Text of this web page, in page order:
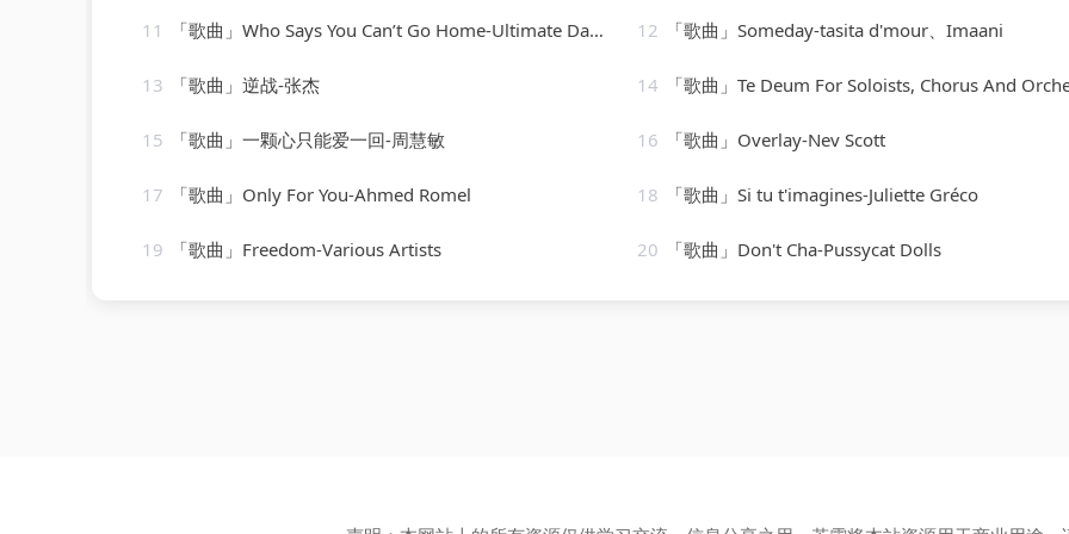
11 「歌曲」Who Says You Can’t Go Home-Ultimate Dance Hits_20260807_130855 12 「歌曲」Someday-tasita d'mour、Imaani
13 「歌曲」逆战-张杰 14 「歌曲」Te Deum For Soloists, Chorus And Orchestra, H. 146 - Prélude.
15 「歌曲」一颗心只能爱一回-周慧敏 16 「歌曲」Overlay-Nev Scott
17 「歌曲」Only For You-Ahmed Romel 18 「歌曲」Si tu t'imagines-Juliette Gréco
19 「歌曲」Freedom-Various Artists 20 「歌曲」Don't Cha-Pussycat Dolls